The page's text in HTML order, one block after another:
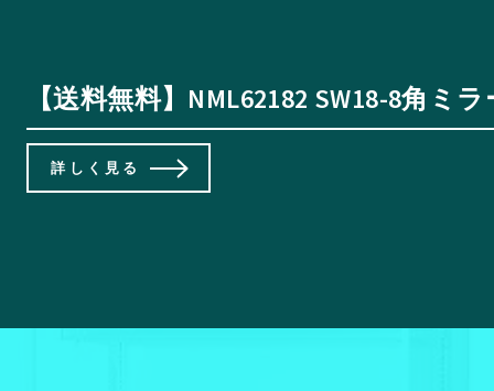
【送料無料】NML62182 SW18-8角
詳しく見る